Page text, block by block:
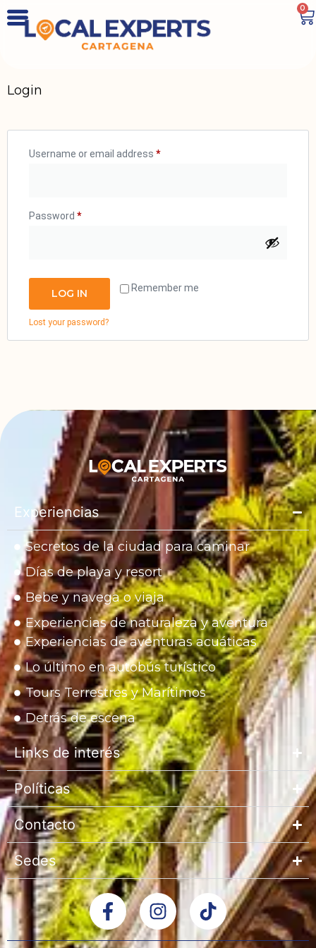
0
Login
Username or email address *
Password *
Remember me
LOG IN
Lost your password?
Experiencias
Secretos de la ciudad para caminar
Días de playa y resort
Bebe y navega o viaja
Experiencias de naturaleza y aventura
Experiencias de aventuras acuáticas
Lo último en autobús turístico
Tours Terrestres y Marítimos
Detrás de escena
Links de interés
Políticas
Contacto
Sedes